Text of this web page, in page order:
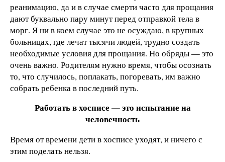
реанимацию, да и в случае смерти часто для прощания
дают буквально пару минут перед отправкой тела в
морг. Я ни в коем случае это не осуждаю, в крупных
больницах, где лечат тысячи людей, трудно создать
необходимые условия для прощания. Но обряды — это
очень важно. Родителям нужно время, чтобы осознать
то, что случилось, поплакать, погоревать, им важно
собрать ребенка в последний путь.
Работать в хосписе — это испытание на
человечность
Время от времени дети в хосписе уходят, и ничего с
этим поделать нельзя.